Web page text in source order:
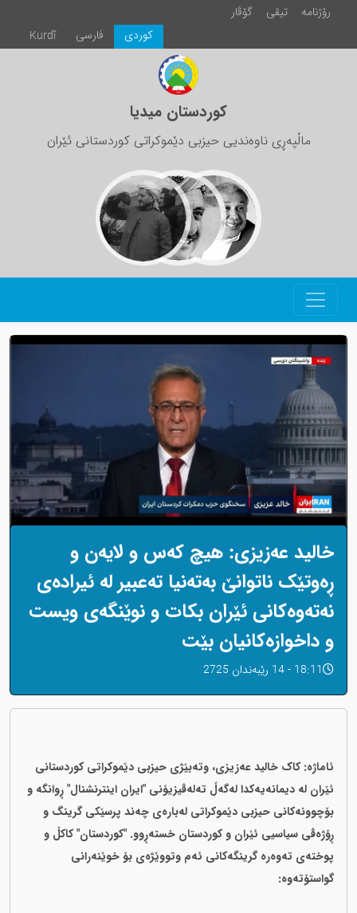
رۆژنامە تیڤی
گۆڤار
Kurdî
فارسی كوردی
کوردستان میدیا
ماڵپەڕی ناوەندیی حیزبی دێموکراتی کوردستانی ئێران
خالید عەزیزی: هیچ کەس و لایەن و
ڕەوتێک ناتوانێ بەتەنیا تەعبیر لە ئیرادەی
نەتەوەکانی ئێران بکات و نوێنگەی ویست
و داخوازەکانیان بێت
18:11 - 14 رێبەندان 2725
ئاماژە: کاک خالید عەزیزی، وتەبێژی حیزبی دێموکراتی کوردستانی
ئێران لە دیمانەیەکدا لەگەڵ تەلەڤیزیۆنی "ایران اینترنشنال" ڕوانگە و
بۆچوونەکانی حیزبی دێموکراتی لەبارەی چەند پرسێکی گرینگ و
ڕۆژەڤی سیاسیی ئێران و کوردستان خستەڕوو. "کوردستان" کاکڵ و
پوختەی تەوەرە گرینگەکانی ئەم وتووێژەی بۆ خوێنەرانی
گواستۆتەوە: